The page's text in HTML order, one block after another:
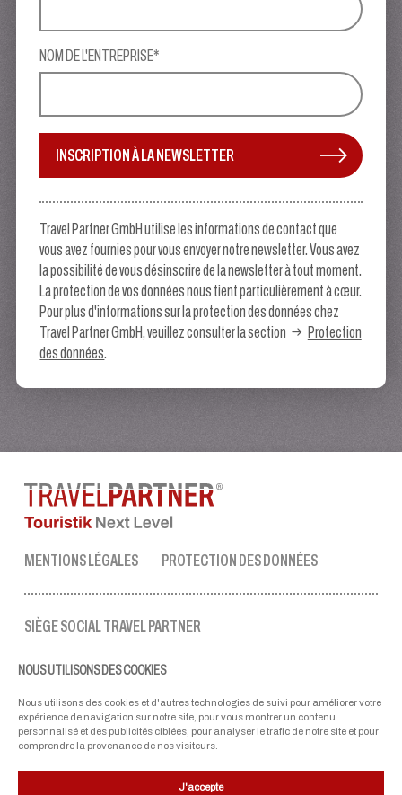
NOUS UTILISONS DES COOKIES
Nous utilisons des cookies et d'autres technologies de suivi pour améliorer votre
expérience de navigation sur notre site, pour vous montrer un contenu
personnalisé et des publicités ciblées, pour analyser le trafic de notre site et pour
comprendre la provenance de nos visiteurs.
J'accepte
NOM DE L'ENTREPRISE*
INSCRIPTION À LA NEWSLETTER
Travel Partner GmbH utilise les informations de contact que
vous avez fournies pour vous envoyer notre newsletter. Vous avez
la possibilité de vous désinscrire de la newsletter à tout moment.
La protection de vos données nous tient particulièrement à cœur.
Pour plus d'informations sur la protection des données chez
Travel Partner GmbH, veuillez consulter la section
Protection
des données.
MENTIONS LÉGALES PROTECTION DES DONNÉES
SIÈGE SOCIAL TRAVEL PARTNER
lun-ven : 09:00 - 17:00 heures
ellmau@travel-partner.com
NOS PARTENAIRES